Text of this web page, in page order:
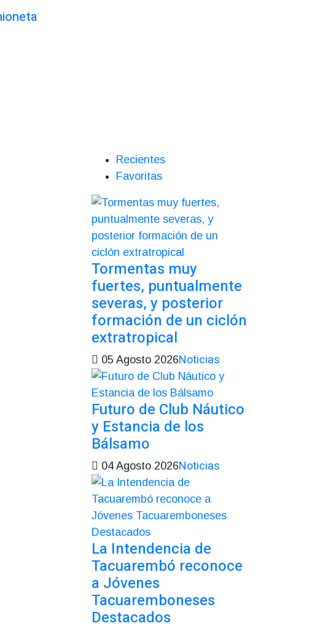
Recientes
Favoritas
Tormentas muy
fuertes, puntualmente
severas, y posterior
formación de un ciclón
extratropical
05 Agosto 2026Noticias
Futuro de Club Náutico
y Estancia de los
Bálsamo
04 Agosto 2026Noticias
La Intendencia de
Tacuarembó reconoce
a Jóvenes
Tacuaremboneses
Destacados